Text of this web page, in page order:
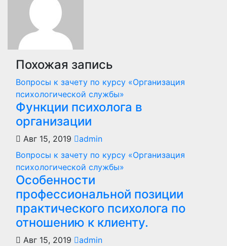
Похожая запись
Вопросы к зачету по курсу «Организация
психологической службы»
Функции психолога в
организации
Авг 15, 2019
admin
Вопросы к зачету по курсу «Организация
психологической службы»
Особенности
профессиональной позиции
практического психолога по
отношению к клиенту.
Авг 15, 2019
admin